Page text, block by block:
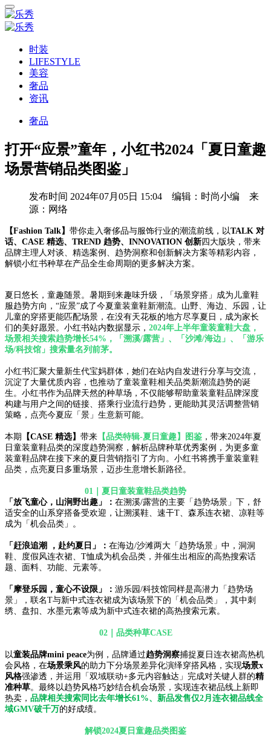
时装
LIFESTYLE
美容
奢品
资讯
奢品
打开“应景”童年，小红书2024「夏日童趣
场景营销品类图鉴」
发布时间 2024年07月05日 15:04 编辑：时尚小编 来
源：网络
【Fashion Talk】 带你走入奢侈品与服饰行业的潮流前线，以TALK 对
话、CASE 精选、TREND 趋势、INNOVATION 创新四大版块，带来
品牌主理人对谈、精选案例、趋势洞察和创新解决方案等精彩内容，
解锁小红书种草在产品全生命周期的更多解决方案。
夏日悠长，童趣随景。 暑期到来趣味升级 ， 「场景穿搭」 成为 儿童鞋
服趋势方向，“应景”成了今夏童装童鞋新潮流。 山野 、海边、乐园，让
儿童的穿搭更能匹配场景，在没有天花板的地方尽享夏日，成为家长
们的美好愿景。小红书站内数据显示， 2024年上半年童装童鞋大盘 ，
场景相关搜索趋势增长54%， 「 溯溪/露营 」、「 沙滩/海边 」 、 「 游乐
场/科技馆 」 搜索量名列前茅。
小红书汇聚大量新生代宝妈群体，她们在站内 自发进行分享与交流，
沉淀了 大量优质内容， 也推动了童装童鞋相关品类新潮流趋势的诞
生 。小红书作为品牌天然的种草场，不仅能够帮助童装童鞋品牌深度
构建与用户之间的链接
搭乘行业流行趋势，更能助其灵活调整营销
策略，点亮今夏应 「 景 」 生意新可能。
本期 【CASE 精选】 带来 【品类特辑-夏日童趣】 图鉴 ， 带来2024年夏
日 童装童鞋品类的深度趋势洞察 ， 解析品牌种草优秀案例，为更多童
装童鞋品牌在接下来的夏日营销指引了方向 。 小红书将携手童装童鞋
品类 ， 点亮夏日多重场景，迈步生意增长新路径 。
01｜夏日 童装童鞋品类趋势
「 放飞童心，山涧野出趣 」： 在溯溪/露营的主要「趋势场景」 下 ，舒
适安全的山系穿搭备受欢迎，让溯溪鞋、速干T、森系连衣裙、凉鞋等
成为「机会品类」。
「赶浪追潮 ， 赴约夏日」： 在海边/沙滩两大「趋势场景」 中， 洞洞
鞋 、度假风连衣裙 、T恤 成为机会品类，并催生出相应的高热搜索话
题、 面料、功能、元素等。
「摩登乐园 ， 童心不设限」： 游乐园 /科技馆 同样是高潜力
「趋势场
景」，联名T与新中式连衣裙成为该场景下的 「机会品类」，其中刺
绣、盘扣、水墨元素等成为新中式连衣裙的高热搜索元素。
02｜品类种草CASE
以童装品牌mini peace为例，品牌通过趋势洞察捕捉夏日连衣裙高热机
会风格，在场景乘风的助力下分场景差异化演绎穿搭风格 ， 实现场景x
风格强渗透，并运用「双域联动+多元内容触达」完成对关键人群的精
准种草。最终以趋势风格巧妙结合机会场景，实现连衣裙品线上新即
热卖， 品牌相关搜索同比去年增长61%、新品发售仅2月连衣裙品线全
域GMV破千万的好成绩。
解锁2024夏日童趣品类图鉴